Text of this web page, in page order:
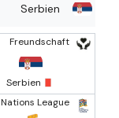
Serbien
Freundschaft
Serbien
Nations League